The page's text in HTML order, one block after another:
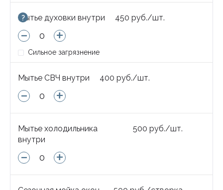
Мытье духовки внутри 450 руб./шт.
- +
?
Сильное загрязнение
Мытье СВЧ внутри 400 руб./шт.
- +
Мытье холодильника
внутри
500 руб./шт.
- +